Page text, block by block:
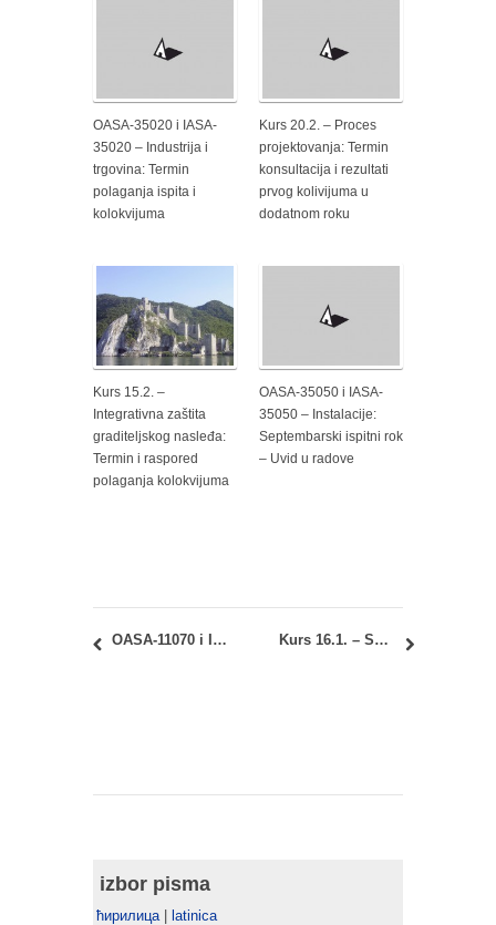
OASA-35020 i IASA-
35020 – Industrija i
trgovina: Termin
polaganja ispita i
kolokvijuma
Kurs 20.2. – Proces
projektovanja: Termin
konsultacija i rezultati
prvog kolivijuma u
dodatnom roku
Kurs 15.2. –
Integrativna zaštita
graditeljskog nasleđa:
Termin i raspored
polaganja kolokvijuma
OASA-35050 i IASA-
35050 – Instalacije:
Septembarski ispitni rok
– Uvid u radove
OASA-11070 i IASA-11070 – Geometrija oblika 1: ispitne ocene i uvid u radove iz septembarskog roka Kurs 16.1. – Sociologija 1 i MASA-11010 – Sociologija i prostor: Septembarski ispitni rok – raspored polaganja
izbor pisma
ћирилица| latinica